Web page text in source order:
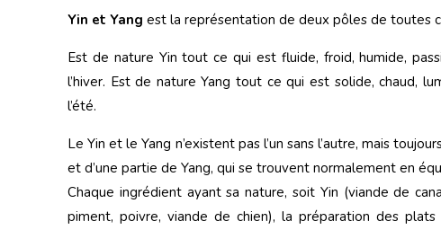
Yin et Yang est la représentation de deux pôles de toutes
Est de nature Yin tout ce qui est fluide, froid, humide,
l’hiver. Est de nature Yang tout ce qui est solide, chaud,
l’été.
Le Yin et le Yang n’existent pas l’un sans l’autre, mais
et d’une partie de Yang, qui se trouvent normalement en
Chaque ingrédient ayant sa nature, soit Yin (viande de
piment, poivre, viande de chien), la préparation des